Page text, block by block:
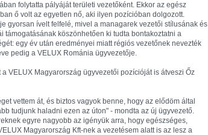
folytatta pályáját területi vezetőként. Ekkor az egész
ő volt az egyetlen nő, aki ilyen pozícióban dolgozott.
gyorsan ívelt felfelé, mivel a managarek vezetői stílusának és
támogatásának köszönhetően ki tudta bontakoztatni a
egy év után eredményei miatt régiós vezetőnek nevezték
pedig a VELUX Románia ügyvezetője.
VELUX Magyarország ügyvezetői pozícióját is átveszi Őz
vettem át, és biztos vagyok benne, hogy az elődöm által
tudjunk haladni ezen az úton" - mondta az új ügyvezető.
egyre nagyobb az igényük arra, hogy egészséges,
Magyarország Kft-nek a vezetésem alatt is az lesz a